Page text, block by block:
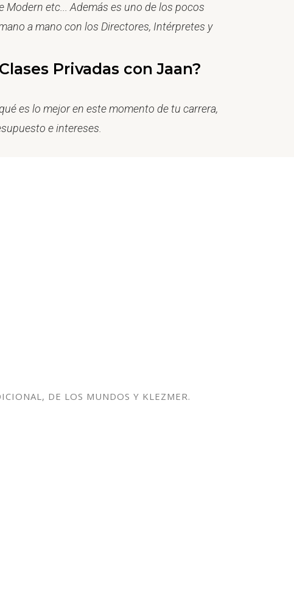
Modern etc... Además es uno de los pocos
a mano con los Directores, Intérpretes y
Privadas con Jaan?
es lo mejor en este momento de tu carrera,
e intereses.
DE LOS MUNDOS Y KLEZMER.